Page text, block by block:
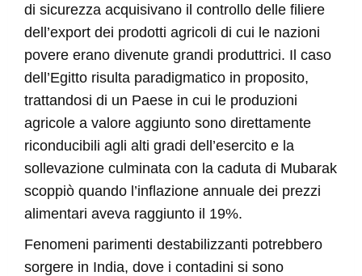
di sicurezza acquisivano il controllo delle filiere
dell’export dei prodotti agricoli di cui le nazioni
povere erano divenute grandi produttrici. Il caso
dell’Egitto risulta paradigmatico in proposito,
trattandosi di un Paese in cui le produzioni
agricole a valore aggiunto sono direttamente
riconducibili agli alti gradi dell’esercito e la
sollevazione culminata con la caduta di Mubarak
scoppiò quando l’inflazione annuale dei prezzi
alimentari aveva raggiunto il 19%.
Fenomeni parimenti destabilizzanti potrebbero
sorgere in India, dove i contadini si sono